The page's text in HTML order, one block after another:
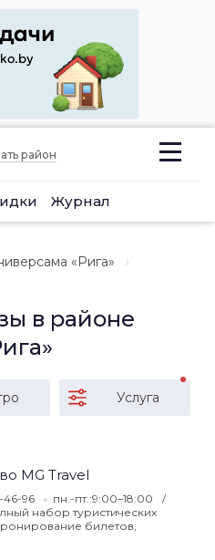
район
Журнал
«Рига»
в районе
Услуга
MG Travel
46-96
пн.-пт.:9:00–18:00
набор туристических
билетов,